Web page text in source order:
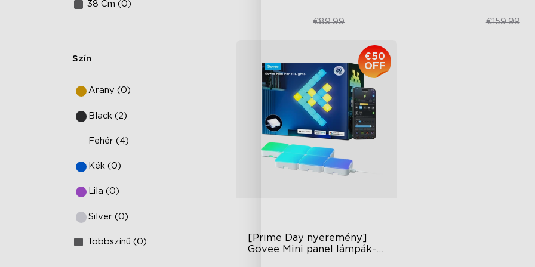
38 Cm (0)
Szín
Arany (0)
Black (2)
Fehér (4)
Kék (0)
Lila (0)
Silver (0)
Többszínű (0)
€59.98€89.99 €109.99€159.99
[Prime Day nyeremény]
Govee Mini panel lámpák-
€50
OFF close